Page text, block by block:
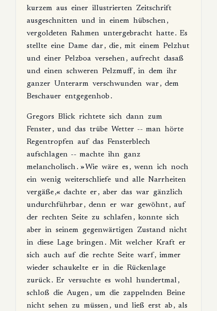
kurzem aus einer illustrierten Zeitschrift
ausgeschnitten und in einem hübschen,
vergoldeten Rahmen untergebracht hatte. Es
stellte eine Dame dar, die, mit einem Pelzhut
und einer Pelzboa versehen, aufrecht dasaß
und einen schweren Pelzmuff, in dem ihr
ganzer Unterarm verschwunden war, dem
Beschauer entgegenhob .
Gregors Blick richtete sich dann zum
Fenster, und das trübe Wetter -- man hörte
Regentropfen auf das Fensterblech
aufschlagen -- machte ihn ganz
melancholisch. »Wie wäre es , wenn ich noch
ein wenig weiterschliefe und alle Narrheiten
vergäße,« dachte er, aber das war gänzlich
undurchführbar, denn er war gewöhnt, auf
der rechten Seite zu schlafen, konnte sich
aber in seinem gegenwärtigen Zustand nicht
in diese Lage bringen. Mit welcher Kraft er
sich auch auf die rechte Seite warf, immer
wieder schaukelte er in die Rückenlage
zurück. Er versuchte es wohl hundertmal,
schloß die Augen, um die zappelnden Beine
nicht sehen zu müssen, und ließ erst ab , als